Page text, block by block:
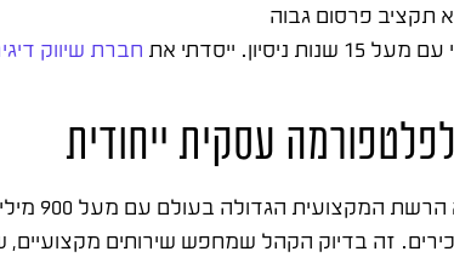
תקציב פרסום גבוה
ייסדתי את חברת שיווק
עסקית ייחודית
זה בדיוק הקהל שמחפש שירותים מקצועיים,